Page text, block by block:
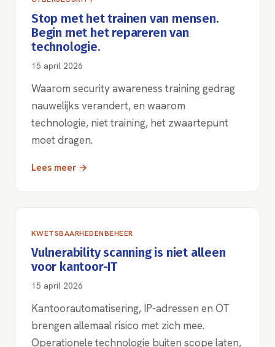
Stop met het trainen van mensen.
Begin met het repareren van
technologie.
15 april 2026
Waarom security awareness training gedrag
nauwelijks verandert, en waarom
technologie, niet training, het zwaartepunt
moet dragen.
Lees meer →
KWETSBAARHEDENBEHEER
Vulnerability scanning is niet alleen
voor kantoor-IT
15 april 2026
Kantoorautomatisering, IP-adressen en OT
brengen allemaal risico met zich mee.
Operationele technologie buiten scope laten,